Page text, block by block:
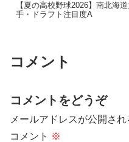
【夏の高校野球2026】南北海
手・ドラフト注目度A
コメント
コメントをどうぞ
メールアドレスが公開され
コメント ※